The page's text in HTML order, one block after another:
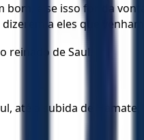
e se isso for da
a eles que
reinado de Saul.
até a subida de